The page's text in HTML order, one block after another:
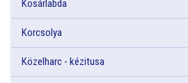
Kosárlabda
Korcsolya
Közelharc - kézitusa